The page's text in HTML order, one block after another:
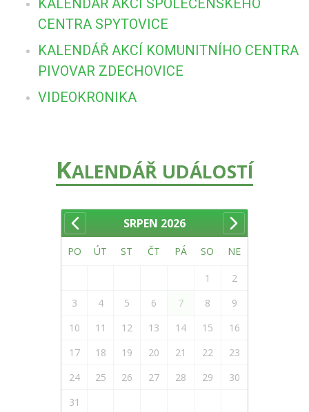
KALENDÁŘ AKCÍ SPOLEČENSKÉHO
CENTRA SPYTOVICE
KALENDÁŘ AKCÍ KOMUNITNÍHO CENTRA
PIVOVAR ZDECHOVICE
VIDEOKRONIKA
KALENDÁŘ UDÁLOSTÍ
SRPEN 2026
PO ÚT ST ČT PÁ SO NE
1
2
3
4 5 6 7 8
9
10
11 12 13 14 15
16
17
18 19 20 21 22
23
24
25 26 27 28 29
30
31